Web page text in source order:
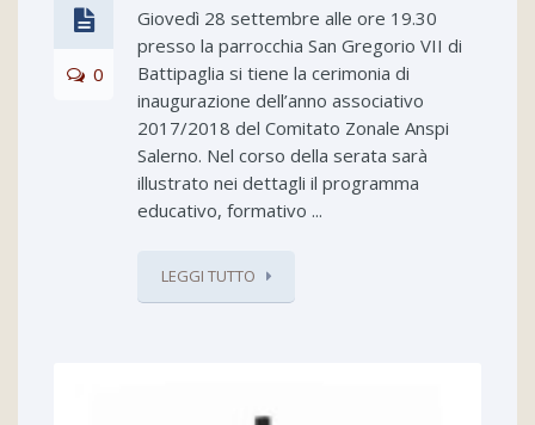
0
Giovedì 28 settembre alle ore 19.30
presso la parrocchia San Gregorio VII di
Battipaglia si tiene la cerimonia di
inaugurazione dell’anno associativo
2017/2018 del Comitato Zonale Anspi
Salerno. Nel corso della serata sarà
illustrato nei dettagli il programma
educativo, formativo ...
LEGGI TUTTO